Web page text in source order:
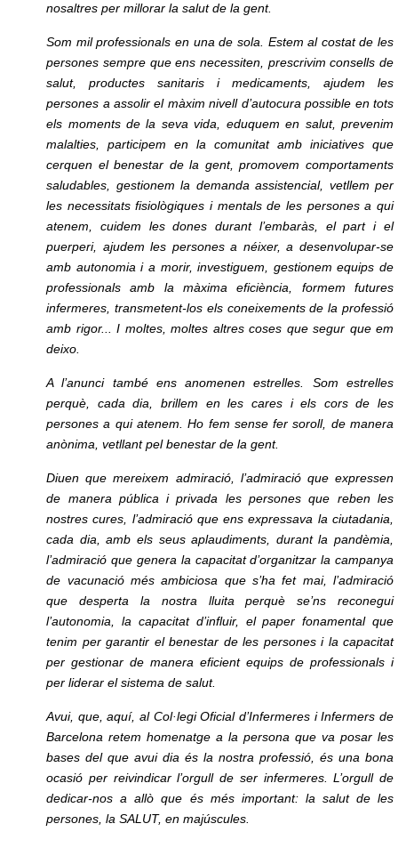
nosaltres per millorar la salut de la gent.
Som mil professionals en una de sola. Estem al costat de les
persones sempre que ens necessiten, prescrivim consells de
salut, productes sanitaris i medicaments, ajudem les
persones a assolir el màxim nivell d’autocura possible en tots
els moments de la seva vida, eduquem en salut, prevenim
malalties, participem en la comunitat amb iniciatives que
cerquen el benestar de la gent, promovem comportaments
saludables, gestionem la demanda assistencial, vetllem per
les necessitats fisiològiques i mentals de les persones a qui
atenem, cuidem les dones durant l’embaràs, el part i el
puerperi, ajudem les persones a néixer, a desenvolupar-se
amb autonomia i a morir, investiguem, gestionem equips de
professionals amb la màxima eficiència, formem futures
infermeres, transmetent-los els coneixements de la professió
amb rigor... I moltes, moltes altres coses que segur que em
deixo.
A l’anunci també ens anomenen estrelles. Som estrelles
perquè, cada dia, brillem en les cares i els cors de les
persones a qui atenem. Ho fem sense fer soroll, de manera
anònima, vetllant pel benestar de la gent.
Diuen que mereixem admiració, l’admiració que expressen
de manera pública i privada les persones que reben les
nostres cures, l’admiració que ens expressava la ciutadania,
cada dia, amb els seus aplaudiments, durant la pandèmia,
l’admiració que genera la capacitat d’organitzar la campanya
de vacunació més ambiciosa que s’ha fet mai, l’admiració
que desperta la nostra lluita perquè se’ns reconegui
l’autonomia, la capacitat d’influir, el paper fonamental que
tenim per garantir el benestar de les persones i la capacitat
per gestionar de manera eficient equips de professionals i
per liderar el sistema de salut.
Avui, que, aquí, al Col·legi Oficial d’Infermeres i Infermers de
Barcelona retem homenatge a la persona que va posar les
bases del que avui dia és la nostra professió, és una bona
ocasió per reivindicar l’orgull de ser infermeres. L’orgull de
dedicar-nos a allò que és més important: la salut de les
persones, la SALUT, en majúscules.